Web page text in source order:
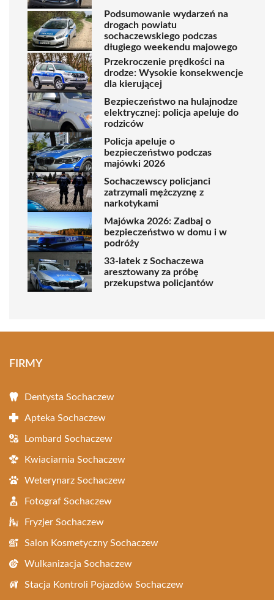
Podsumowanie wydarzeń na
drogach powiatu
sochaczewskiego podczas
długiego weekendu majowego
Przekroczenie prędkości na
drodze: Wysokie konsekwencje
dla kierującej
Bezpieczeństwo na hulajnodze
elektrycznej: policja apeluje do
rodziców
Policja apeluje o
bezpieczeństwo podczas
majówki 2026
Sochaczewscy policjanci
zatrzymali mężczyznę z
narkotykami
Majówka 2026: Zadbaj o
bezpieczeństwo w domu i w
podróży
33-latek z Sochaczewa
aresztowany za próbę
przekupstwa policjantów
FIRMY
Dentysta Sochaczew
Apteka Sochaczew
Lombard Sochaczew
Kwiaciarnia Sochaczew
Weterynarz Sochaczew
Fotograf Sochaczew
Fryzjer Sochaczew
Salon Kosmetyczny Sochaczew
Wulkanizacja Sochaczew
Stacja Kontroli Pojazdów Sochaczew